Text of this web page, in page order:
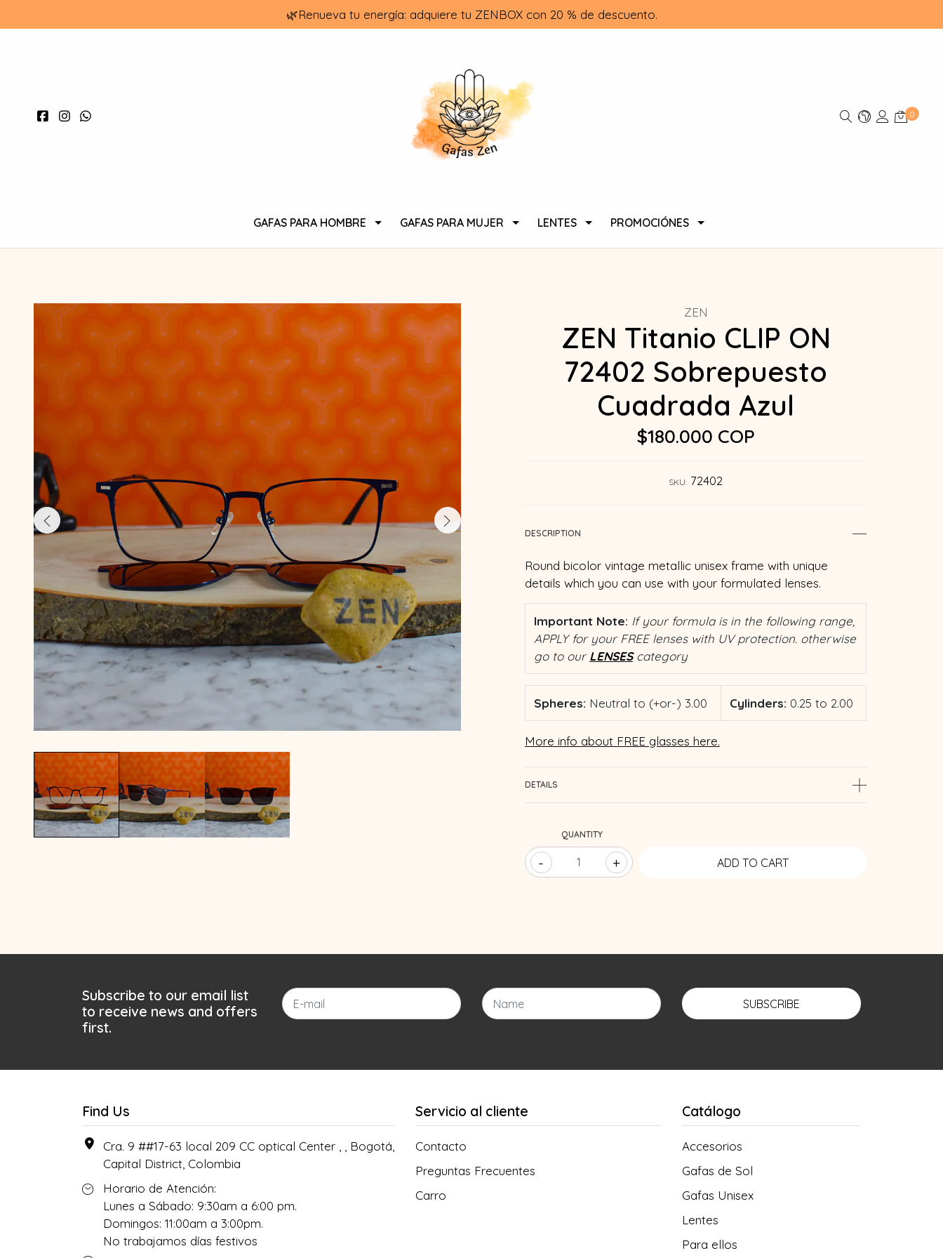
🌿Renueva tu energía: adquiere tu ZENBOX con 20 % de descuento.
0
GAFAS PARA HOMBRE GAFAS PARA MUJER LENTES PROMOCIÓNES
ZEN
ZEN Titanio CLIP ON
72402 Sobrepuesto
Cuadrada Azul
$180.000 COP
SKU: 72402
DESCRIPTION
Round bicolor vintage metallic unisex frame with unique
details which you can use with your formulated lenses.
Important Note: If your formula is in the following range,
APPLY for your FREE lenses with UV protection. otherwise
go to ourLENSEScategory
Spheres: Neutral to (+or-) 3.00 Cylinders: 0.25 to 2.00
More info about FREE glasses here.
DETAILS
QUANTITY
- +
Subscribe to our email list
to receive news and offers
first.
SUBSCRIBE
Find Us
Cra. 9 ##17-63 local 209 CC optical Center , , Bogotá,
Capital District, Colombia
Horario de Atención:
Lunes a Sábado: 9:30am a 6:00 pm.
Domingos: 11:00am a 3:00pm.
No trabajamos días festivos
Servicio al cliente
Contacto
Preguntas Frecuentes
Carro
Catálogo
Accesorios
Gafas de Sol
Gafas Unisex
Lentes
Para ellos